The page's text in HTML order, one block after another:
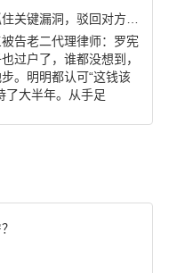
告老二代理律师：罗宪
过户了，谁都没想到，
。明明都认可“这钱该
了大半年。从手足